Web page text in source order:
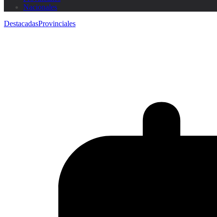
Nacionales
DestacadasProvinciales